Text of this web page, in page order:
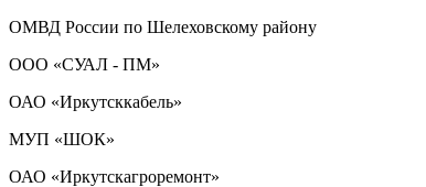
ОМВД России по Шелеховскому району
ООО «СУАЛ - ПМ»
ОАО «Иркутсккабель»
МУП «ШОК»
ОАО «Иркутскагроремонт»